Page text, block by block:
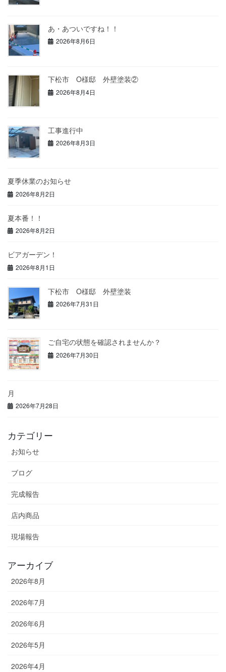
あ・あついですね！！
2026年8月6日
下松市 O様邸 外壁塗装②
2026年8月4日
工事進行中
2026年8月3日
夏季休業のお知らせ
2026年8月2日
夏本番！！
2026年8月2日
ビアガーデン！
2026年8月1日
下松市 O様邸 外壁塗装
2026年7月31日
ご自宅の状態を確認されませんか？
2026年7月30日
月
2026年7月28日
カテゴリー
お知らせ
ブログ
完成報告
店内商品
現場報告
アーカイブ
2026年8月
2026年7月
2026年6月
2026年5月
2026年4月